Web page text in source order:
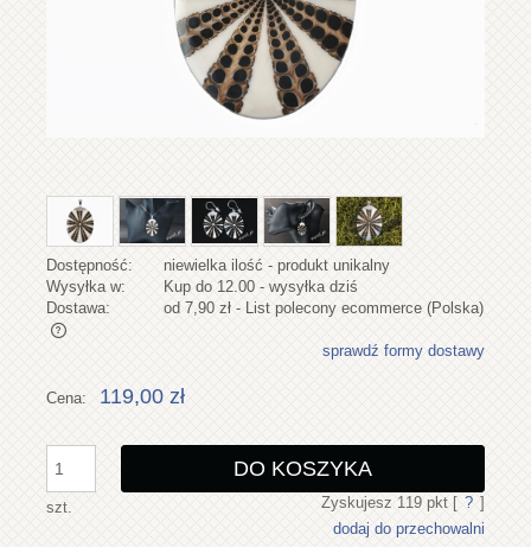
Dostępność:
niewielka ilość - produkt unikalny
Wysyłka w:
Kup do 12.00 - wysyłka dziś
Dostawa:
od 7,90 zł - List polecony ecommerce (Polska)
Cena nie zawiera ewentualnych kosztów płatności
sprawdź formy dostawy
Cena: 119,00 zł
szt.
DO KOSZYKA
Zyskujesz 119pkt [ ? ]
dodaj do przechowalni